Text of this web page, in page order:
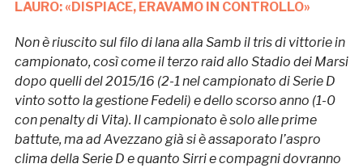
LAURO: «DISPIACE, ERAVAMO IN CONTROLLO»
Non è riuscito sul filo di lana alla Samb il tris di vittorie in
campionato, così come il terzo raid allo Stadio dei Marsi
dopo quelli del 2015/16 (2-1 nel campionato di Serie D
vinto sotto la gestione Fedeli) e dello scorso anno (1-0
con penalty di Vita). Il campionato è solo alle prime
battute, ma ad Avezzano già si è assaporato l’aspro
clima della Serie D e quanto Sirri e compagni dovranno